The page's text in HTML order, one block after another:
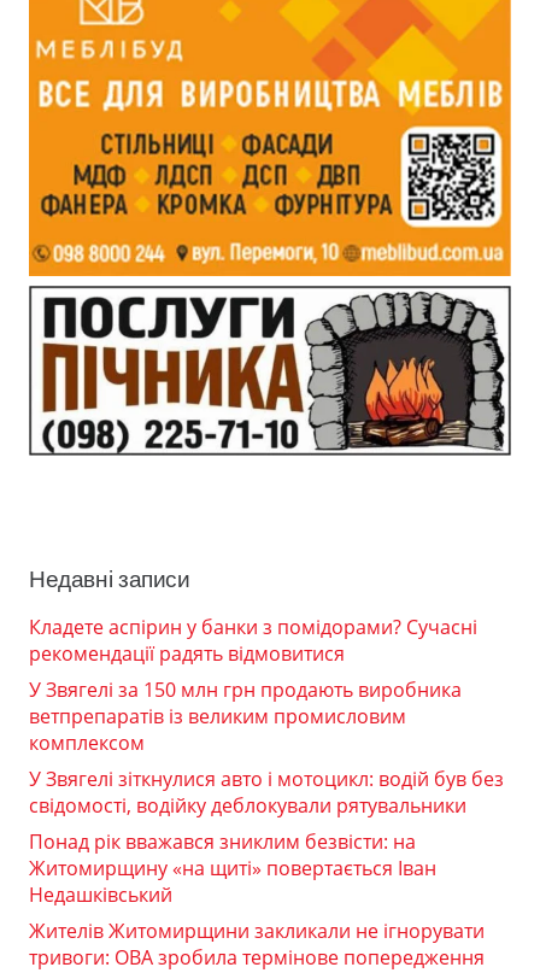
Недавні записи
Кладете аспірин у банки з помідорами? Сучасні
рекомендації радять відмовитися
У Звягелі за 150 млн грн продають виробника
ветпрепаратів із великим промисловим
комплексом
У Звягелі зіткнулися авто і мотоцикл: водій був без
свідомості, водійку деблокували рятувальники
Понад рік вважався зниклим безвісти: на
Житомирщину «на щиті» повертається Іван
Недашківський
Жителів Житомирщини закликали не ігнорувати
тривоги: ОВА зробила термінове попередження